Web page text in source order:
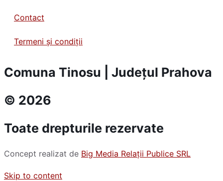
Contact
Termeni și condiții
Comuna Tinosu | Județul Prahova
© 2026
Toate drepturile rezervate
Concept realizat de Big Media Relații Publice SRL
Skip to content